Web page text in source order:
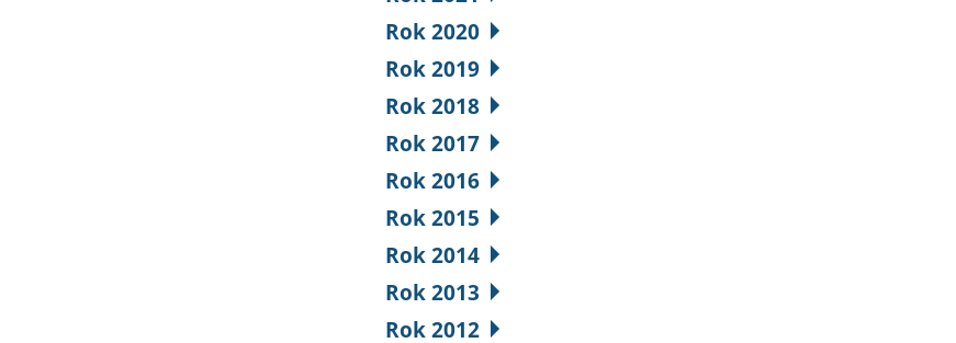
Rok 2020
Rok 2019
Rok 2018
Rok 2017
Rok 2016
Rok 2015
Rok 2014
Rok 2013
Rok 2012